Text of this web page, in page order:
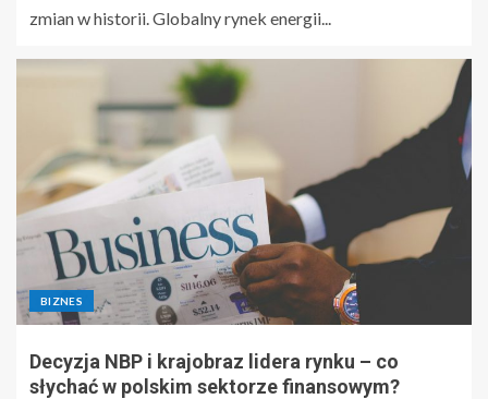
zmian w historii. Globalny rynek energii...
BIZNES
Decyzja NBP i krajobraz lidera rynku – co
słychać w polskim sektorze finansowym?